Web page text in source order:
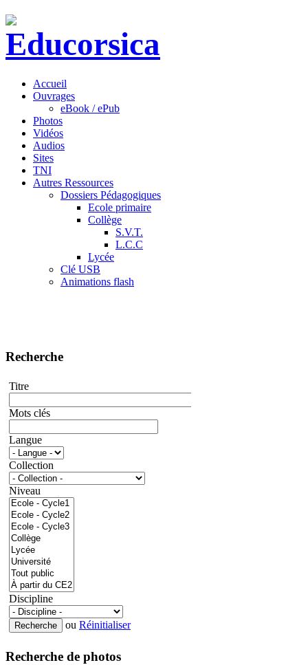
Accueil
Ouvrages
eBook / ePub
Photos
Vidéos
Audios
Sites
TNI
Autres Ressources
Dossiers Pédagogiques
Ecole primaire
Collège
S.V.T.
L.C.C
Lycée
Clé USB
Animations flash
Recherche
Titre
Mots clés
Langue
Collection
Niveau
Discipline
ou Réinitialiser
Recherche de photos